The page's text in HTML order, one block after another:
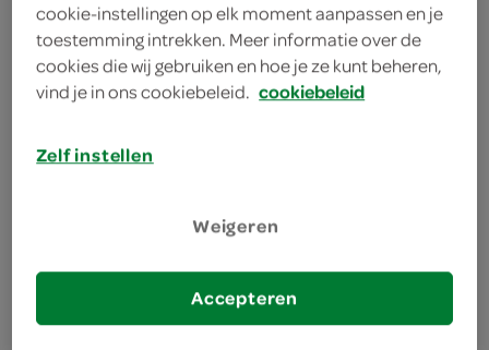
kies je winkel
bakpapier
bereiden
cookie-instellingen op elk moment aanpassen en je
toestemming intrekken. Meer informatie over de
cookies die wij gebruiken en hoe je ze kunt beheren,
vind je in ons cookiebeleid. cookiebeleid
Zelf instellen
Weigeren
Accepteren